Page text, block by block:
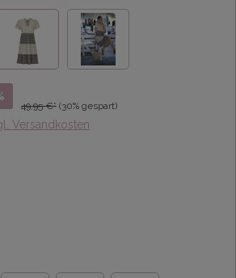
49,95 €* (30% gespart)
Versandkosten